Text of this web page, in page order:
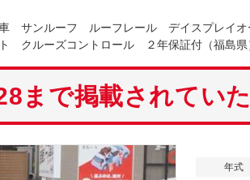
サンルーフ ルーフレール デイスプレイ
ルーズコントロール ２年保証付（福島県
まで掲載されてい
年式